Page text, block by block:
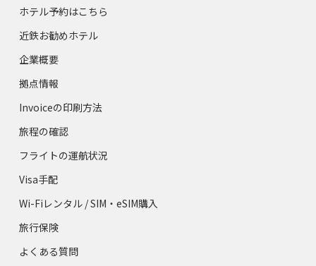
ホテル予約はこちら
近鉄お勧めホテル
企業概要
拠点情報
Invoiceの印刷方法
旅程の確認
フライトの運航状況
Visa手配
Wi-Fiレンタル / SIM・eSIM購入
旅行保険
よくある質問